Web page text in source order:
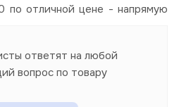
по отличной цене - напрямую
ответят на любой
вопрос по товару